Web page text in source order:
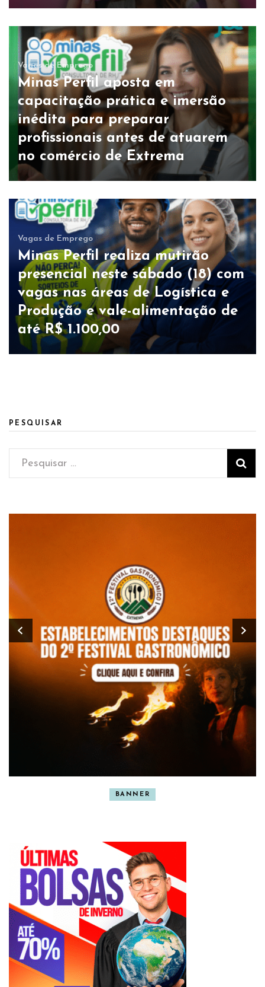
Vagas de Emprego
Minas Perfil aposta em
capacitação prática e imersão
inédita para preparar
profissionais antes de atuarem
no comércio de Extrema
Vagas de Emprego
Minas Perfil realiza mutirão
presencial neste sábado (18) com
vagas nas áreas de Logística e
Produção e vale-alimentação de
até R$ 1.100,00
PESQUISAR
Pesquisar
por:
BANNER